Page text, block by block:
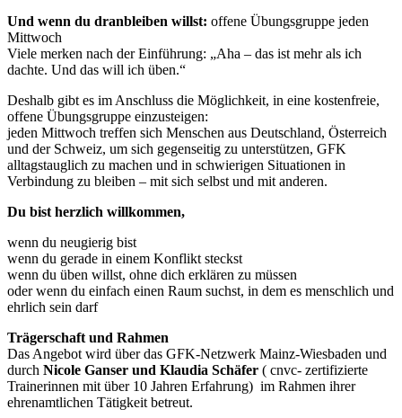
Und wenn du dranbleiben willst: offene Übungsgruppe jeden
Mittwoch
Viele merken nach der Einführung: „Aha – das ist mehr als ich
dachte. Und das will ich üben.“
Deshalb gibt es im Anschluss die Möglichkeit, in eine kostenfreie,
offene Übungsgruppe einzusteigen:
jeden Mittwoch treffen sich Menschen aus Deutschland, Österreich
und der Schweiz, um sich gegenseitig zu unterstützen, GFK
alltagstauglich zu machen und in schwierigen Situationen in
Verbindung zu bleiben – mit sich selbst und mit anderen.
Du bist herzlich willkommen,
wenn du neugierig bist
wenn du gerade in einem Konflikt steckst
wenn du üben willst, ohne dich erklären zu müssen
oder wenn du einfach einen Raum suchst, in dem es menschlich und
ehrlich sein darf
Trägerschaft und Rahmen
Das Angebot wird über das GFK-Netzwerk Mainz-Wiesbaden und
durch Nicole Ganser und Klaudia Schäfer ( cnvc- zertifizierte
Trainerinnen mit über 10 Jahren Erfahrung) im Rahmen ihrer
ehrenamtlichen Tätigkeit betreut.